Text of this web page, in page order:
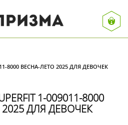
8000 ВЕСНА-ЛЕТО 2025 ДЛЯ ДЕВОЧЕК
1-009011-8000
ДЛЯ ДЕВОЧЕК